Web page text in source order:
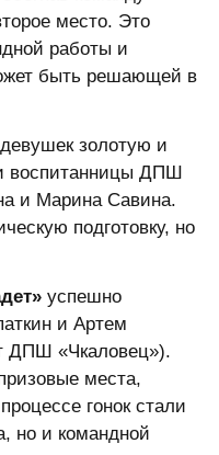
место. Это
работы и
быть решающей в
золотую и
воспитанницы ДПШ
и Марина Савина.
подготовку, но
успешно
и Артем
ДПШ «Чкаловец»).
места,
гонок стали
но и командной